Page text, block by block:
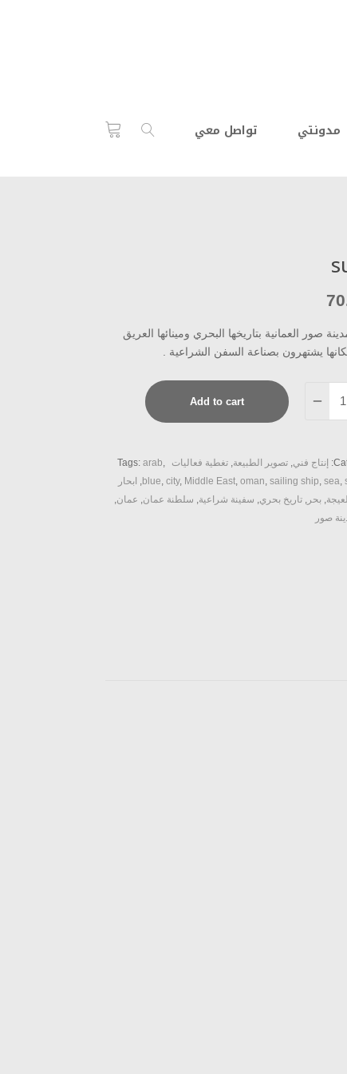
مدونتي تواصل معي
صور العمانية بتاريخها البحري ومينائها العريق
يشتهرون بصناعة السفن الشراعية .
Add to cart
إنتاج فني,تصوير الطبيعة,تغطية فعاليات Tags: arab,
blue, city, Middle East, oman, sailing ship, sea,
, ابحار
,بحر,تاريخ بحري, سفينة شراعية, سلطنة عمان, عمان,
صور